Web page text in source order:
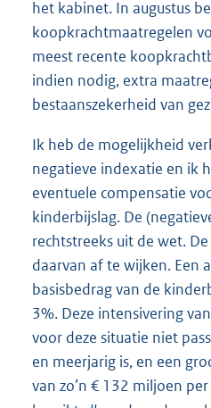
het kabinet. In augustus
koopkrachtmaatregelen
meest recente
indien nodig, extra
bestaanszekerheid van
Ik heb de mogelijkheid
negatieve indexatie en ik
eventuele compensatie
kinderbijslag. De
rechtstreeks uit de wet.
daarvan af te wijken. Een
basisbedrag van de
3%. Deze intensivering
voor deze situatie niet
en meerjarig is, en een
van zo’n € 132 miljoen